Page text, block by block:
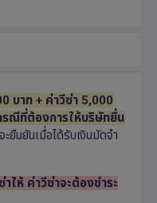
บาท + ค่าวีซ่า 5,000
รณีที่ต้องการให้บริษัทยื่น
ยืนยันเมื่อได้รับเงินมัดจำ
ห้ ค่าวีซ่าจะต้องชำระ